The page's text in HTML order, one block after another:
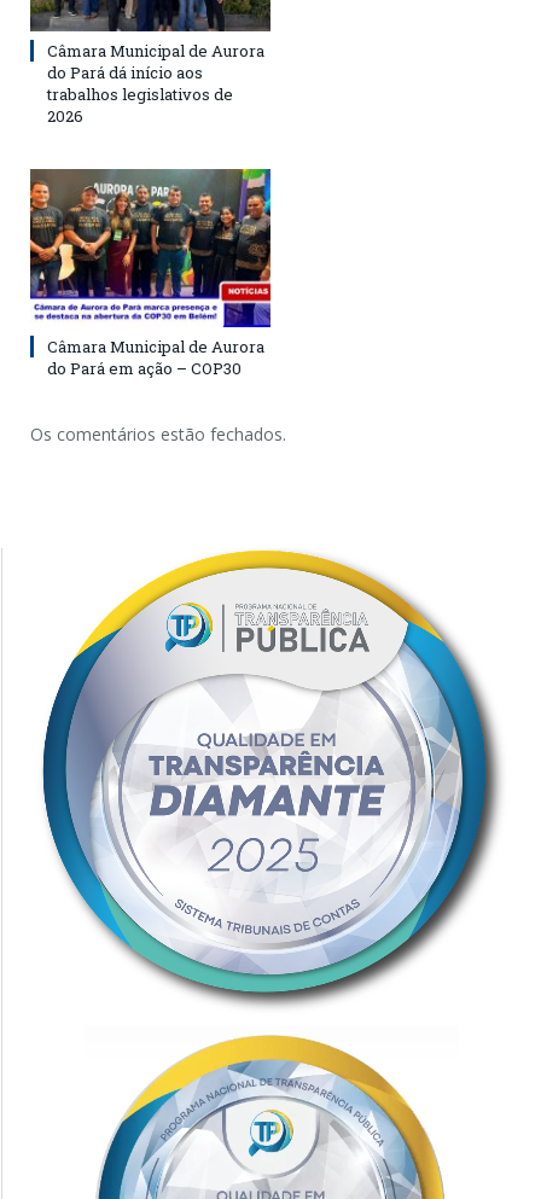
Câmara Municipal de Aurora
do Pará dá início aos
trabalhos legislativos de
2026
Câmara Municipal de Aurora
do Pará em ação – COP30
Os comentários estão fechados.